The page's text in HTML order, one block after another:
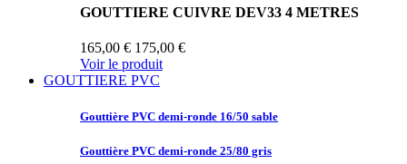
GOUTTIERE CUIVRE DEV33 4 METRES
165,00 € 175,00 €
Voir le produit
GOUTTIERE PVC
Gouttière PVC demi-ronde 16/50 sable
Gouttière PVC demi-ronde 25/80 gris